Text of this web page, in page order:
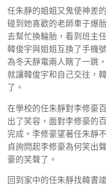
任朱靜的姐姐又鬼使神差
碰到她喜歡的老師車子爆
去幫忙換輪胎，看到班主
韓俊宇與姐姐互換了手機
為冬天靜電兩人瞎了一跳
就讓韓俊宇和自己交往，
了。
在學校的任朱靜對李修豪
出了笑容，面對李修豪的
完成。李修豪望著任朱靜
貞詢問起李修豪為何笑出
豪的笑聲了。
回到家中的任朱靜找韓書